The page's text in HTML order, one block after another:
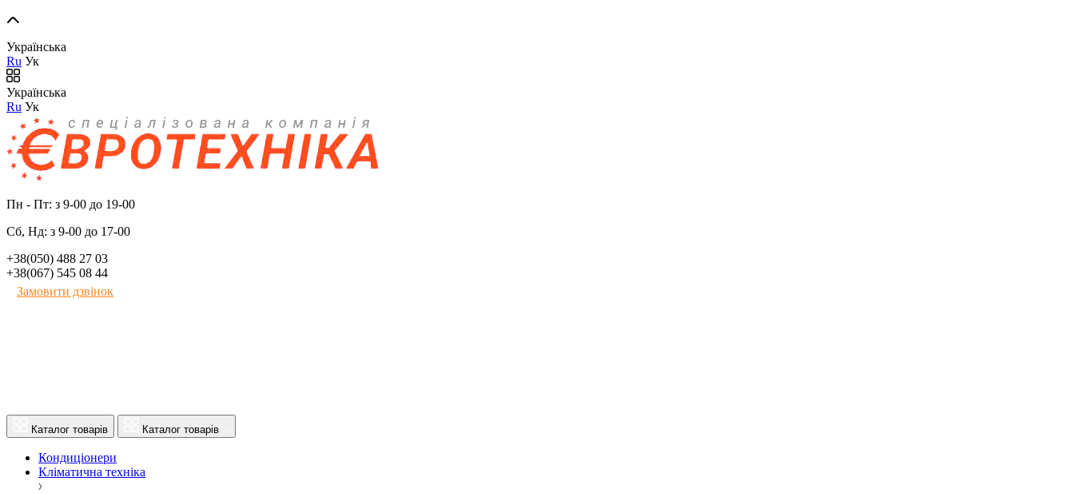
Українська
Ru Ук
Українська
Ru Ук
Пн - Пт: з 9-00 до 19-00
Сб, Нд: з 9-00 до 17-00
+38(050) 488 27 03
+38(067) 545 08 44
Замовити дзвінок
Каталог товарів Каталог товарів
Кондиціонери
Кліматична техніка